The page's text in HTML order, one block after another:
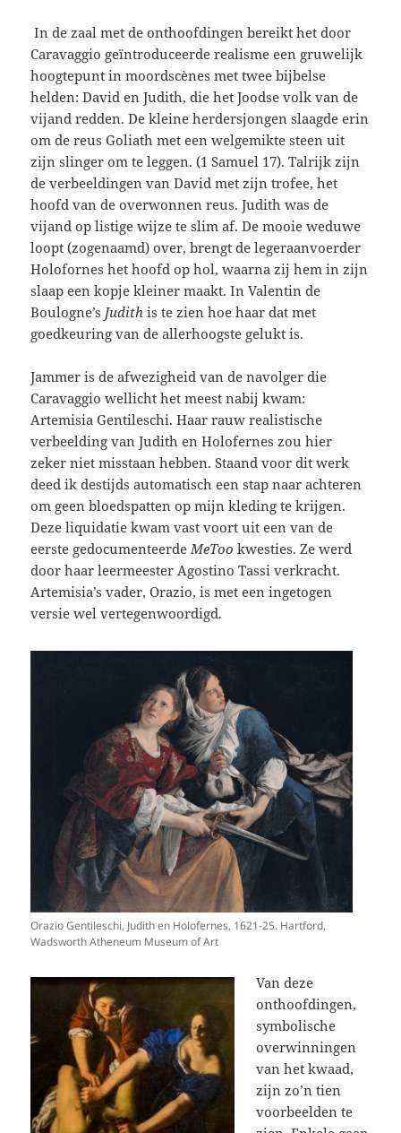
In de zaal met de onthoofdingen bereikt het door
Caravaggio geïntroduceerde realisme een gruwelijk
hoogtepunt in moordscènes met twee bijbelse
helden: David en Judith, die het Joodse volk van de
vijand redden. De kleine herdersjongen slaagde erin
om de reus Goliath met een welgemikte steen uit
zijn slinger om te leggen. (1 Samuel 17). Talrijk zijn
de verbeeldingen van David met zijn trofee, het
hoofd van de overwonnen reus. Judith was de
vijand op listige wijze te slim af. De mooie weduwe
loopt (zogenaamd) over, brengt de legeraanvoerder
Holofornes het hoofd op hol, waarna zij hem in zijn
slaap een kopje kleiner maakt. In Valentin de
Boulogne’s Judith is te zien hoe haar dat met
goedkeuring van de allerhoogste gelukt is.
Jammer is de afwezigheid van de navolger die
Caravaggio wellicht het meest nabij kwam:
Artemisia Gentileschi. Haar rauw realistische
verbeelding van Judith en Holofernes zou hier
zeker niet misstaan hebben. Staand voor dit werk
deed ik destijds automatisch een stap naar achteren
om geen bloedspatten op mijn kleding te krijgen.
Deze liquidatie kwam vast voort uit een van de
eerste gedocumenteerdeMeToo kwesties. Ze werd
door haar leermeester Agostino Tassi verkracht.
Artemisia’s vader, Orazio, is met een ingetogen
versie wel vertegenwoordigd.
Orazio Gentileschi, Judith en Holofernes, 1621-25. Hartford,
Wadsworth Atheneum Museum of Art
Van deze
onthoofdingen,
symbolische
overwinningen
van het kwaad,
zijn zo’n tien
voorbeelden te